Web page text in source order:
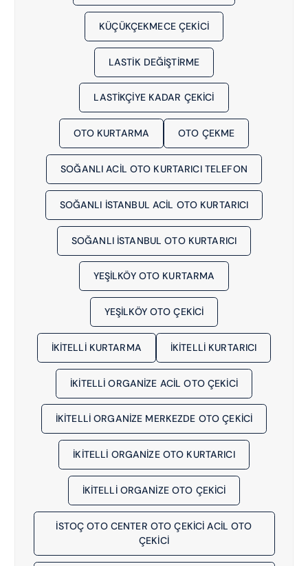
KÜÇÜKÇEKMECE ÇEKICI
LASTIK DEĞIŞTIRME
LASTIKÇIYE KADAR ÇEKICI
OTO KURTARMA OTO ÇEKME
SOĞANLI ACIL OTO KURTARICI TELEFON
SOĞANLI İSTANBUL ACIL OTO KURTARICI
SOĞANLI İSTANBUL OTO KURTARICI
YEŞILKÖY OTO KURTARMA
YEŞILKÖY OTO ÇEKICI
İKITELLI KURTARMA İKITELLI KURTARICI
İKİTELLİ ORGANİZE ACIL OTO ÇEKICI
İKİTELLİ ORGANİZE MERKEZDE OTO ÇEKICI
İKİTELLİ ORGANİZE OTO KURTARICI
İKİTELLİ ORGANİZE OTO ÇEKICI
İSTOÇ OTO CENTER OTO ÇEKİCİ ACIL OTO
ÇEKICI